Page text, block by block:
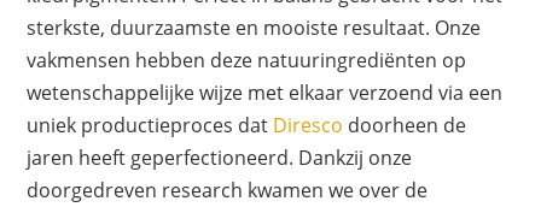
sterkste, duurzaamste en mooiste resultaat. Onze
vakmensen hebben deze natuuringrediënten op
wetenschappelijke wijze met elkaar verzoend via een
uniek productieproces dat Diresco doorheen de
jaren heeft geperfectioneerd. Dankzij onze
doorgedreven research kwamen we over de